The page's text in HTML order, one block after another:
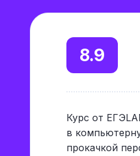
8.9
Курс от
в
прокачкой